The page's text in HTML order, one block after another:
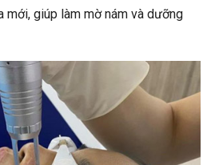
mới, giúp làm mờ nám và dưỡng